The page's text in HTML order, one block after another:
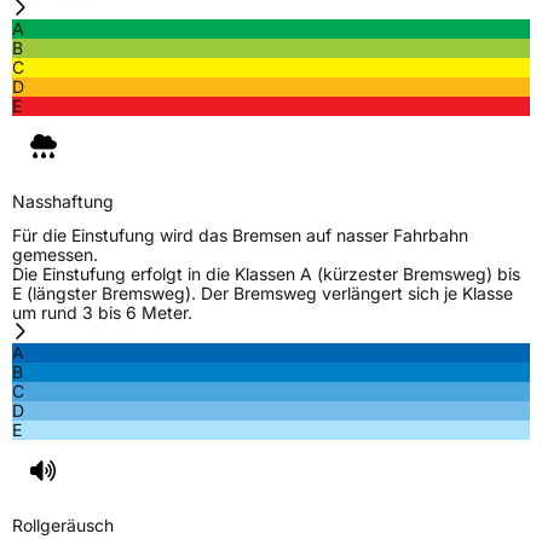
A
B
C
D
E
Nasshaftung
Für die Einstufung wird das Bremsen auf nasser Fahrbahn
gemessen.
Die Einstufung erfolgt in die Klassen A (kürzester Bremsweg) bis
E (längster Bremsweg). Der Bremsweg verlängert sich je Klasse
um rund 3 bis 6 Meter.
A
B
C
D
E
Rollgeräusch